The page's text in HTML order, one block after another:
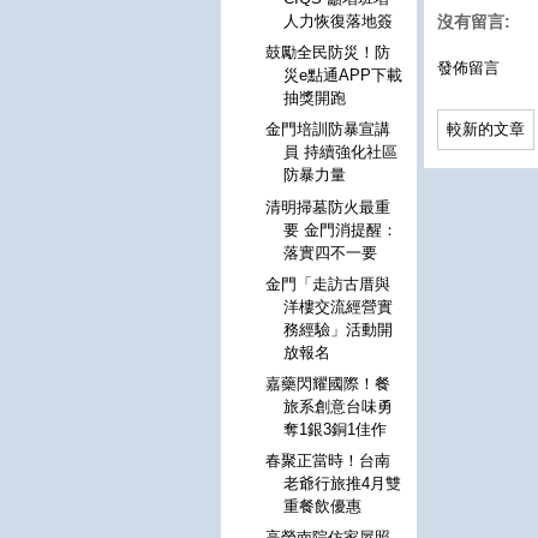
沒有留言:
發佈留言
較新的文章
人力恢復落地簽
鼓勵全民防災！防
災e點通APP下載
抽獎開跑
金門培訓防暴宣講
員 持續強化社區
防暴力量
清明掃墓防火最重
要 金門消提醒：
落實四不一要
金門「走訪古厝與
洋樓交流經營實
務經驗」活動開
放報名
嘉藥閃耀國際！餐
旅系創意台味勇
奪1銀3銅1佳作
春聚正當時！台南
老爺行旅推4月雙
重餐飲優惠